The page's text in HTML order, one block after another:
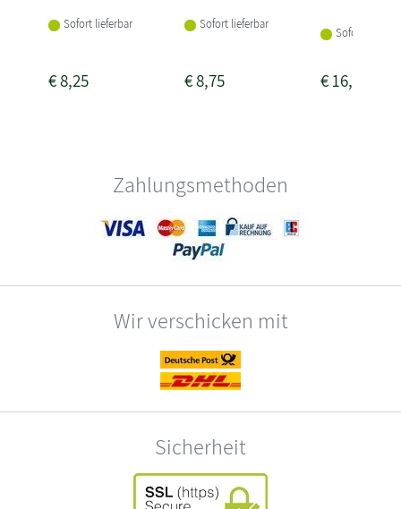
Sofort lieferbar
€8,25
Sofort lieferbar
€8,75
Sofort
€16,95
Zahlungsmethoden
Wir verschicken mit
Sicherheit